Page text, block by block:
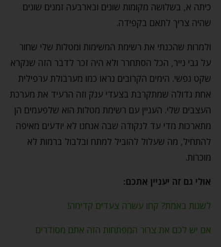
כיתה א, בשלושה מקומות שונים ובארבעה זמנים שונים
שהיה צריך לתאם בקפידה.
ולמרות שהכנתי את רשימת המשימות ומטלות שלי שחור
על גבי נייר, הכל הסתחרר ולא היה זכר לדבר הזה שנקרא
שקט נפשי. הימים הקרובים נראו כמו מערבולת ערפילית
אחת גדולה שמתקרבת בצעדי ענק וזה הרעיד את מערכת
העצבים שלי. העניין עם רשימת מטלות הוא שלפעמים הן
מתארכות מדי עד לנקודה שבה אנחנו לא יודעים מאיפה
להתחיל, מה שעלול להוביל למתח ובלבול ברמות לא
מוכרות.
אולי גם זה יעניין אתכם:
לשנות באמת? קחו עשרה צעדים קדימה!
אם יש לכם את צרור המפתחות הזה אתם מסודרים